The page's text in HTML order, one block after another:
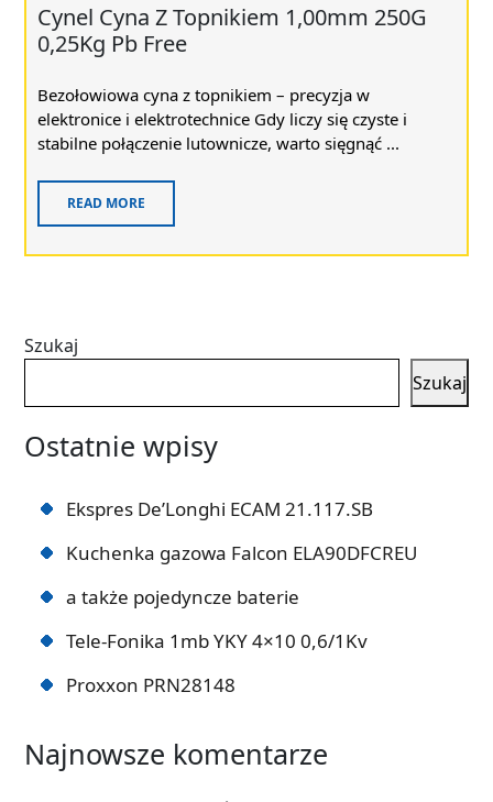
Cynel Cyna Z Topnikiem 1,00mm 250G
0,25Kg Pb Free
Bezołowiowa cyna z topnikiem – precyzja w
elektronice i elektrotechnice Gdy liczy się czyste i
stabilne połączenie lutownicze, warto sięgnąć ...
READ MORE
Szukaj
Szukaj
Ostatnie wpisy
Ekspres De’Longhi ECAM 21.117.SB
Kuchenka gazowa Falcon ELA90DFCREU
a także pojedyncze baterie
Tele-Fonika 1mb YKY 4×10 0,6/1Kv
Proxxon PRN28148
Najnowsze komentarze